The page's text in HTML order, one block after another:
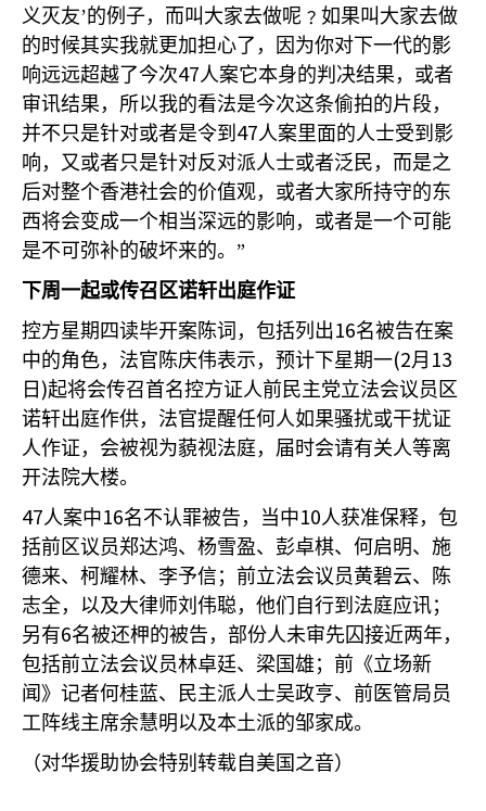
义灭友’的例子，而叫大家去做呢﹖如果叫大家去做
的时候其实我就更加担心了，因为你对下一代的影
响远远超越了今次47人案它本身的判决结果，或者
审讯结果，所以我的看法是今次这条偷拍的片段，
并不只是针对或者是令到 47人案里面的人士受到影
响，又或者只是针对反对派人士或者泛民，而是之
后对整个香港社会的价值观，或者大家所持守的东
西将会变成一个相当深远的影响，或者是一个可能
是不可弥补的破坏来的。”
下周一起或传召区诺轩出庭作证
控方星期四读毕开案陈词，包括列出16名被告在案
中的角色，法官陈庆伟表示，预计下星期一(2月 13
日 )起将会传召首名控方证人前民主党立法会议员区
诺轩出庭作供，法官提醒任何人如果骚扰或干扰证
人作证，会被视为藐视法庭，届时会请有关人等离
开法院大楼。
47人案中16名不认罪被告，当中10人获准保释，包
括前区议员郑达鸿、杨雪盈、彭卓棋、何启明、施
德来、柯耀林、李予信；前立法会议员黄碧云、陈
志全，以及大律师刘伟聪，他们自行到法庭应讯；
另有6名被还柙的被告，部份人未审先囚接近两年，
包括前立法会议员林卓廷、梁国雄；前《立场新
闻》记者何桂蓝、民主派人士吴政亨、前医管局员
工阵线主席余慧明以及本土派的邹家成。
（对华援助协会特别转载自美国之音）